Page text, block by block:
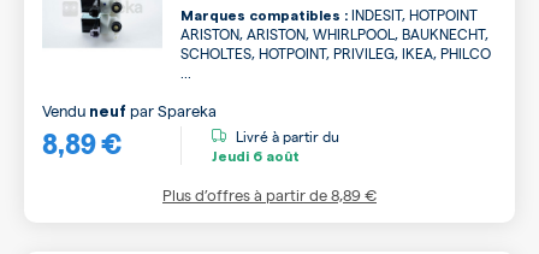
Marques compatibles : INDESIT, HOTPOINT
ARISTON, ARISTON, WHIRLPOOL, BAUKNECHT,
SCHOLTES, HOTPOINT, PRIVILEG, IKEA, PHILCO
8,89 €
Vendu neuf parSpareka
Livré à partir du
Jeudi 6 août
Plus d’offres à partir de8,89 €